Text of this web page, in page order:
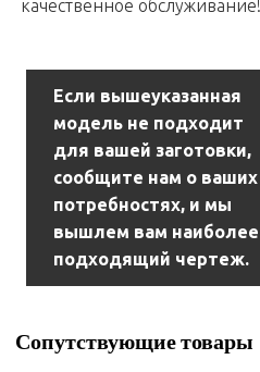
качественное обслуживание!
Если вышеуказанная
модель не подходит
для вашей заготовки,
сообщите нам о ваших
потребностях, и мы
вышлем вам наиболее
подходящий чертеж.
Сопутствующие товары